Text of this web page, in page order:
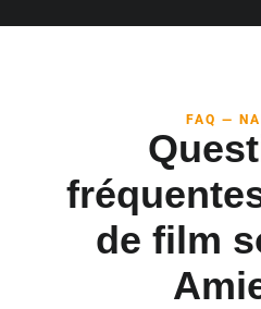
FAQ —
de film